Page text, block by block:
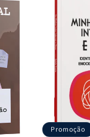
Promoção